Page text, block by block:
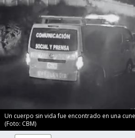
Un cuerpo sin vida fue encontrado en una
(Foto: CBM)